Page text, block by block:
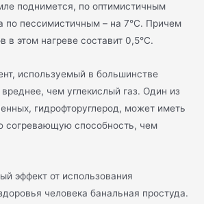
поднимется, по оптимистичным
по пессимистичным – на 7°С. Причем
в этом нагреве составит 0,5°С.
используемый в большинстве
чем углекислый газ. Один из
гидрофторуглерод, может иметь
согревающую способность, чем
эффект от использования
человека банальная простуда.